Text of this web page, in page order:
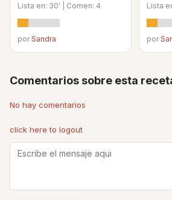
Lista en: 30' | Comen: 4
porSandra
Lista
por
Comentarios sobre esta
No hay comentarios
click here to logout